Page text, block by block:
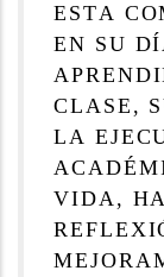
ESTA
EN SU
CLASE,
LA
VIDA,